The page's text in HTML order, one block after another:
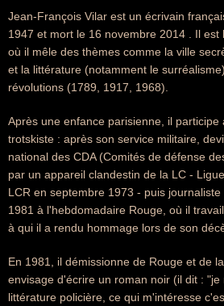
Jean-François Vilar est un écrivain
1947 et mort le 16 novembre 2014 . Il
où il mêle des thèmes comme la ville
et la littérature (notamment le
révolutions (1789, 1917, 1968).
Après une enfance parisienne, il participe
trotskiste : après son service militaire,
national des CDA (Comités de défense
par un appareil clandestin de la LC -
LCR en septembre 1973 - puis
1981 à l'hebdomadaire Rouge, où il
à qui il a rendu hommage lors de son
En 1981, il démissionne de Rouge et de
envisage d'écrire un roman noir (il dit : "je
littérature policière, ce qui m'intéresse